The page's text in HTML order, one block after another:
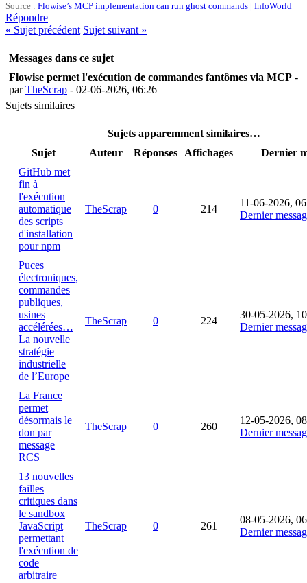
Source : Flowise’s MCP implementation can run ghost commands | InfoWorld
Répondre
« Sujet précédent Sujet suivant »
Messages dans ce sujet
Flowise permet l'exécution de commandes fantômes via MCP -
parTheScrap - 02-06-2026, 06:26
Sujets similaires
Sujets apparemment similaires…
Sujet
Auteur Réponses Affichages
Dernier
GitHub met
fin à
l'exécution
automatique
des scripts
d'installation
pour npm
TheScrap 0 214
11-06-2026,
Dernier
Puces
électroniques,
commandes
publiques,
usines
accélérées…
La nouvelle
stratégie
industrielle
de l’Europe
TheScrap 0 224
30-05-2026,
Dernier
La France
permet
désormais le
don par
message
RCS
TheScrap 0 260
12-05-2026,
Dernier
13 nouvelles
failles
critiques dans
le sandbox
JavaScript
permettant
l'exécution de
code
arbitraire
TheScrap 0 261
08-05-2026,
Dernier